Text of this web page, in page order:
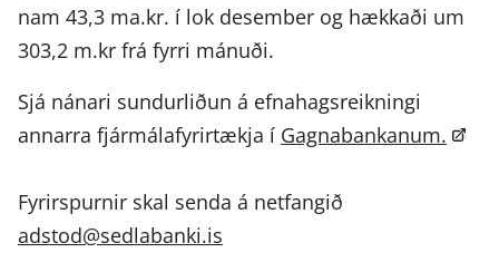
nam 43,3 ma.kr. í lok desember og hækkaði um
303,2 m.kr frá fyrri mánuði.
Sjá nánari sundurliðun á efnahagsreikningi
annarra fjármálafyrirtækja í Gagnabankanum.
Fyrirspurnir skal senda á netfangið
adstod@sedlabanki.is